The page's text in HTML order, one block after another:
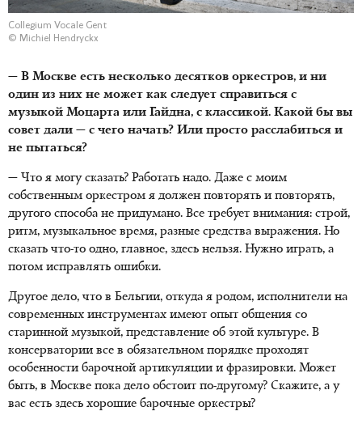
Collegium Vocale Gent
© Michiel Hendryckx
— В Москве есть несколько десятков оркестров, и ни
один из них не может как следует справиться с
музыкой Моцарта или Гайдна, с классикой. Какой бы вы
совет дали — с чего начать? Или просто расслабиться и
не пытаться?
— Что я могу сказать? Работать надо. Даже с моим
собственным оркестром я должен повторять и повторять,
другого способа не придумано. Все требует внимания: строй,
ритм, музыкальное время, разные средства выражения. Но
сказать что-то одно, главное, здесь нельзя. Нужно играть, а
потом исправлять ошибки.
Другое дело, что в Бельгии, откуда я родом, исполнители на
современных инструментах имеют опыт общения со
старинной музыкой, представление об этой культуре. В
консерватории все в обязательном порядке проходят
особенности барочной артикуляции и фразировки. Может
быть, в Москве пока дело обстоит по-другому? Скажите, а у
вас есть здесь хорошие барочные оркестры?